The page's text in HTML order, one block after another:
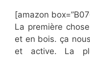
[amazon
La première
et en bois. ça
et active. La